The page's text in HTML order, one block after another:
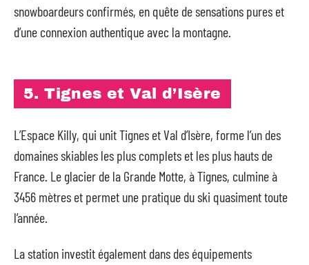
snowboardeurs confirmés, en quête de sensations pures et
d’une connexion authentique avec la montagne.
5. Tignes et Val d’Isère
L’Espace Killy, qui unit Tignes et Val d’Isère, forme l’un des
domaines skiables les plus complets et les plus hauts de
France. Le glacier de la Grande Motte, à Tignes, culmine à
3456 mètres et permet une pratique du ski quasiment toute
l’année.
La station investit également dans des équipements